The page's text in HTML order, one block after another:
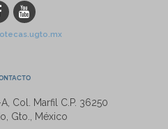
Col. Marfil C.P. 36250
Gto., México